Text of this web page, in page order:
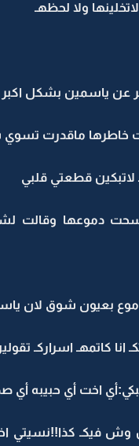
ولا لحظهـ
عن ياسمين بشكل اكبر
خاطرها ماقدرت
لاتبكين قطعتي قلبي
دموعها وقالت
بعيون شوق لان
انا كاتمهـ اسراركـ
اخت أي حبيبه أي
كذا!!نسيتي